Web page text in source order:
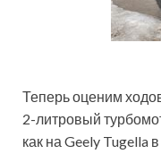
Теперь оценим
2-литровый
как на Geely Tugella